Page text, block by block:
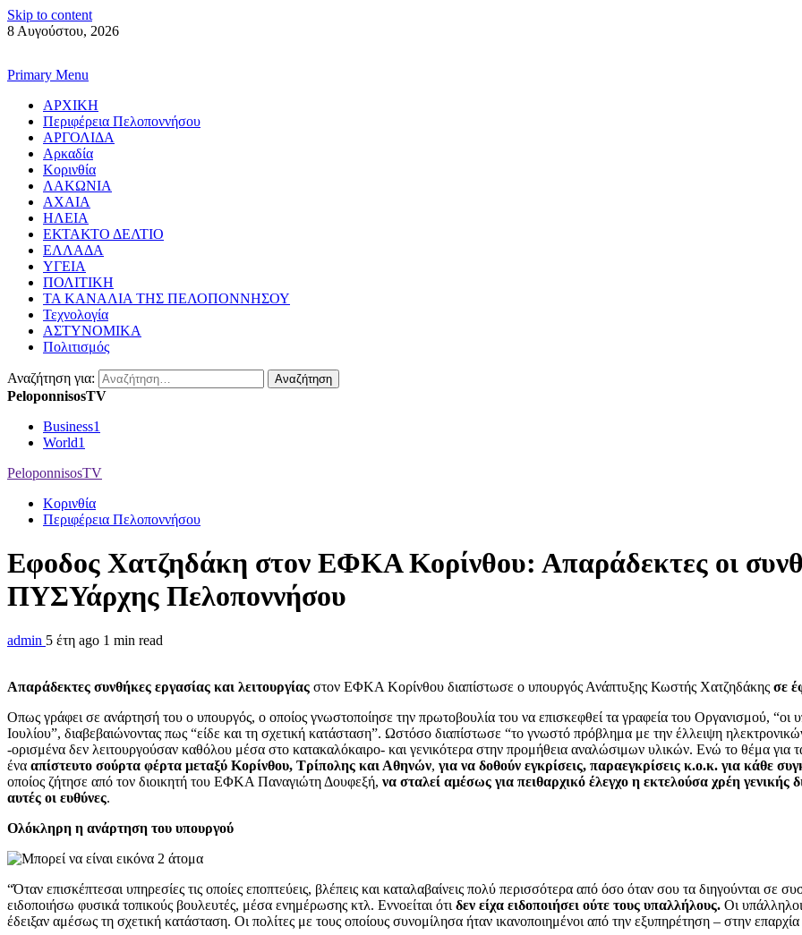
Skip to content
8 Αυγούστου, 2026
Primary Menu
ΑΡΧΙΚΗ
Περιφέρεια Πελοποννήσου
ΑΡΓΟΛΙΔΑ
Αρκαδία
Κορινθία
ΛΑΚΩΝΙΑ
ΑΧΑΙΑ
ΗΛΕΙΑ
ΕΚΤΑΚΤΟ ΔΕΛΤΙΟ
ΕΛΛΑΔΑ
ΥΓΕΙΑ
ΠΟΛΙΤΙΚΗ
ΤΑ ΚΑΝΑΛΙΑ ΤΗΣ ΠΕΛΟΠΟΝΝΗΣΟΥ
Τεχνολογία
ΑΣΤΥΝΟΜΙΚΑ
Πολιτισμός
Αναζήτηση για:
PeloponnisosTV
Business1
World1
PeloponnisosTV
Κορινθία
Περιφέρεια Πελοποννήσου
Εφοδος Χατζηδάκη στον ΕΦΚΑ Κορίνθου: Απαράδεκτες οι
ΠΥΣΥάρχης Πελοποννήσου
admin 5 έτη ago 1 min read
Απαράδεκτες συνθήκες εργασίας και λειτουργίας στον ΕΦΚΑ Κορίνθου διαπίστωσε ο υπουργός Ανάπτυξης Κωστής Χατζηδάκης σε
Οπως γράφει σε ανάρτησή του ο υπουργός, ο οποίος γνωστοποίησε την πρωτοβουλία του να επισκεφθεί τα γραφεία του Οργανισμού, “οι
Ιουλίου”, διαβεβαιώνοντας πως “είδε και τη σχετική κατάσταση”. Ωστόσο διαπίστωσε “το γνωστό πρόβλημα με την έλλειψη
-ορισμένα δεν λειτουργούσαν καθόλου μέσα στο κατακαλόκαιρο- και γενικότερα στην προμήθεια αναλώσιμων υλικών. Ενώ το θέμα για
ένα απίστευτο σούρτα φέρτα μεταξύ Κορίνθου, Τρίπολης και Αθηνών, για να δοθούν εγκρίσεις, παραεγκρίσεις κ.ο.κ. για κάθε
οποίος ζήτησε από τον διοικητή του ΕΦΚΑ Παναγιώτη Δουφεξή, να σταλεί αμέσως για πειθαρχικό έλεγχο η εκτελούσα χρέη
αυτές οι ευθύνες.
Ολόκληρη η ανάρτηση του υπουργού
“Όταν επισκέπτεσαι υπηρεσίες τις οποίες εποπτεύεις, βλέπεις και καταλαβαίνεις πολύ περισσότερα από όσο όταν σου τα διηγούνται
ειδοποιήσω φυσικά τοπικούς βουλευτές, μέσα ενημέρωσης κτλ. Εννοείται ότι δεν είχα ειδοποιήσει ούτε τους υπαλλήλους. Οι
έδειξαν αμέσως τη σχετική κατάσταση. Οι πολίτες με τους οποίους συνομίλησα ήταν ικανοποιημένοι από την εξυπηρέτηση – στην